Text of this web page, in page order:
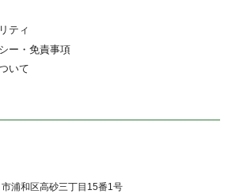
ティ
ー・免責事項
いて
浦和区高砂三丁目15番1号